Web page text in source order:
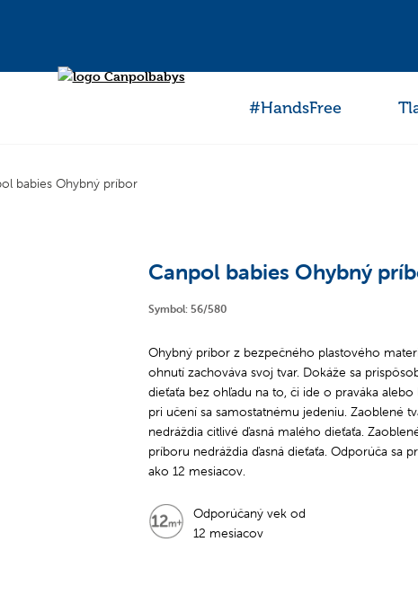
#HandsFree
babies Ohybný príbor
Canpol babies Ohybný
Symbol: 56/580
Ohybný príbor z bezpečného plastového
ohnutí zachováva svoj tvar. Dokáže sa
dieťaťa bez ohľadu na to, či ide o praváka alebo
pri učení sa samostatnému jedeniu. Zaoblené
nedráždia citlivé ďasná malého dieťaťa.
príboru nedráždia ďasná dieťaťa. Odporúča sa
ako 12 mesiacov.
Odporúčaný vek od
12 mesiacov